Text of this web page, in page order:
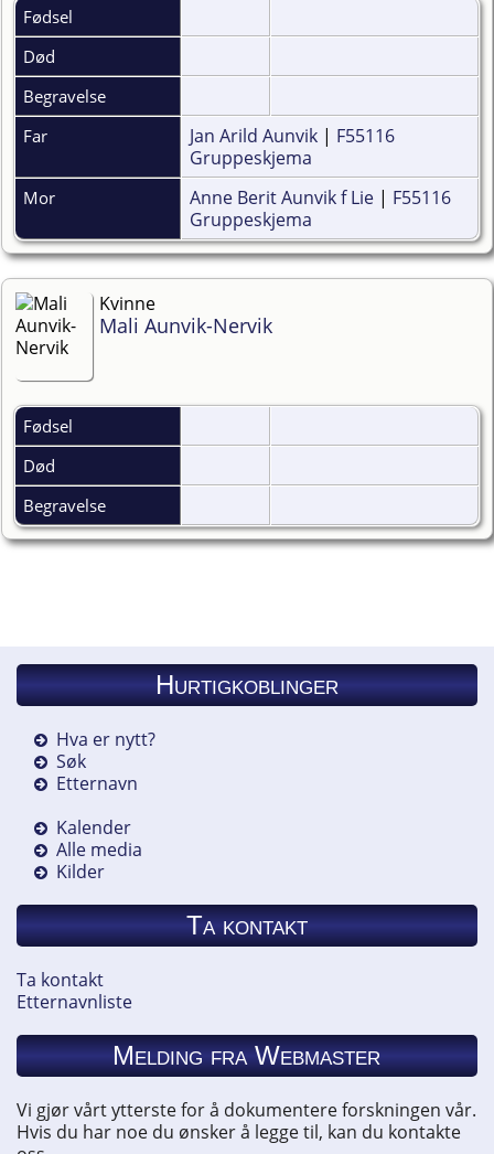
Fødsel
Død
Begravelse
Far
Jan Arild Aunvik | F55116
Gruppeskjema
Mor Anne Berit Aunvik f Lie | F55116
Gruppeskjema
Kvinne
Mali Aunvik-Nervik
Fødsel
Død
Begravelse
Hurtigkoblinger
Hva er nytt?
Søk
Etternavn
Kalender
Alle media
Kilder
Ta kontakt
Ta kontakt
Etternavnliste
Melding fra Webmaster
Vi gjør vårt ytterste for å dokumentere forskningen vår.
Hvis du har noe du ønsker å legge til, kan du kontakte